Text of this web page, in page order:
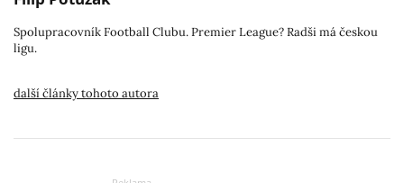
Spolupracovník Football Clubu. Premier League? Radši má českou
ligu.
další články tohoto autora